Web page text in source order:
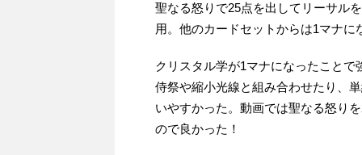
聖なる怒りで25点を出してリーサル
用。他のカードセットからは1マナ
クリスタル学が1マナになったこと
侍祭や縮小光線と組み合わせたり、
いやすかった。動画では聖なる怒り
ので良かった！